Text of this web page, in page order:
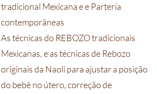
tradicional Mexicana e e Partería
contemporâneas
As técnicas do REBOZO tradicionais
Mexicanas, e as técnicas de Rebozo
originais da Naoli para ajustar a posição
do bebê no útero, correção de